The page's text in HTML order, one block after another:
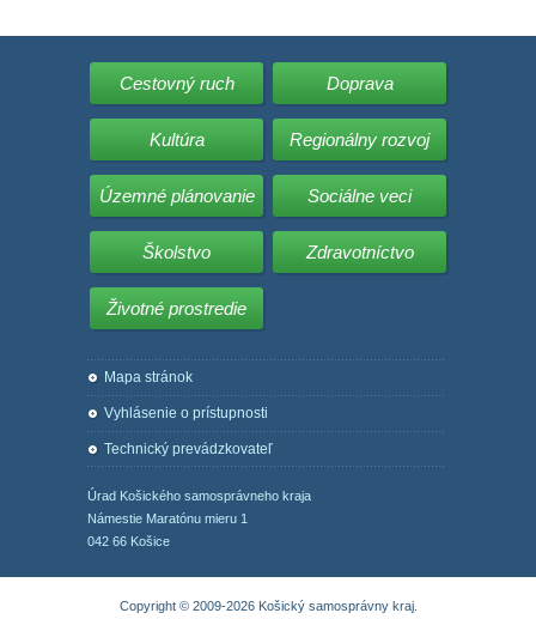
Cestovný ruch Doprava
Kultúra Regionálny rozvoj
Územné plánovanie Sociálne veci
Školstvo Zdravotníctvo
Životné prostredie
Mapa stránok
Vyhlásenie o prístupnosti
Technický prevádzkovateľ
Úrad Košického samosprávneho kraja
Námestie Maratónu mieru 1
042 66 Košice
Copyright © 2009-2026 Košický samosprávny kraj.